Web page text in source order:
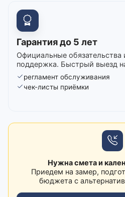
Гарантия до 5 лет
Официальные обязательства
поддержка. Быстрый выезд
регламент обслуживания
чек-листы приёмки
Нужна смета и
Приедем на замер,
бюджета с